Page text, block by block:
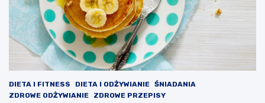
DIETA I FITNESS DIETA I ODŻYWIANIE ŚNIADANIA
ZDROWE ODŻYWIANIE
ZDROWE PRZEPISY